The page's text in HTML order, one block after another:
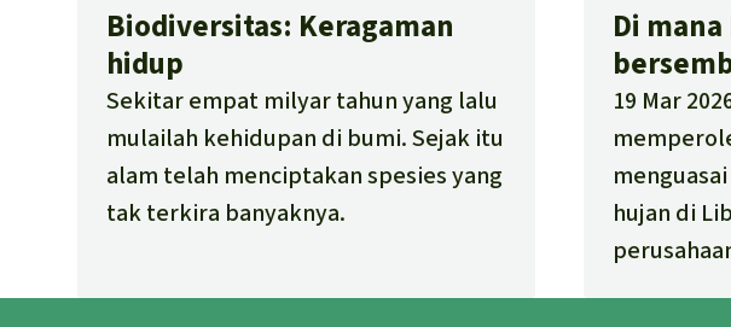
Biodiversitas: Keragaman
hidup
Sekitar empat milyar tahun yang lalu
mulailah kehidupan di bumi. Sejak itu
alam telah menciptakan spesies yang
tak terkira banyaknya.
Di
19 Mar
hujan di